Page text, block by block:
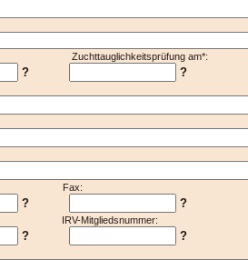
am*:
? ?
Fax:
? ?
Mitgliedsnummer:
? ?